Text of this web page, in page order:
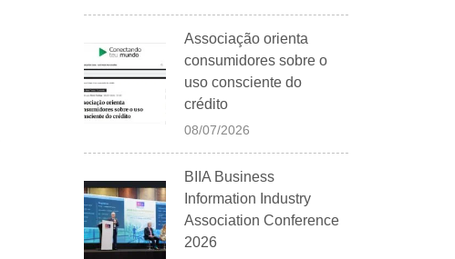
Associação orienta
consumidores sobre o
uso consciente do
crédito
08/07/2026
BIIA Business
Information Industry
Association Conference
2026